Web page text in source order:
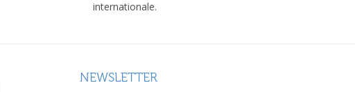
internationale.
NEWSLETTER